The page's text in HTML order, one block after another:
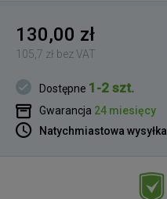
130,00 zł
105,7 zł bez VAT
Dostępne 1-2 szt.
Gwarancja 24 miesięcy
Natychmiastowa wysyłka